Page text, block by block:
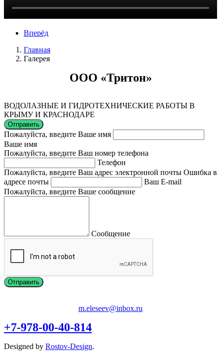
Вперёд
Главная
Галерея
ООО «Тритон»
ВОДОЛАЗНЫЕ И ГИДРОТЕХНИЧЕСКИЕ РАБОТЫ В
КРЫМУ И КРАСНОДАРЕ
Отправить
Пожалуйста, введите Ваше имя
Ваше имя
Пожалуйста, введите Ваш номер телефона
Телефон
Пожалуйста, введите Ваш адрес электронной почты Ошибка в
адресе почты
Ваш E-mail
Пожалуйста, введите Ваше сообщение
Сообщение
m.eleseev@inbox.ru
+7-978-00-40-814
Designed by Rostov-Design.